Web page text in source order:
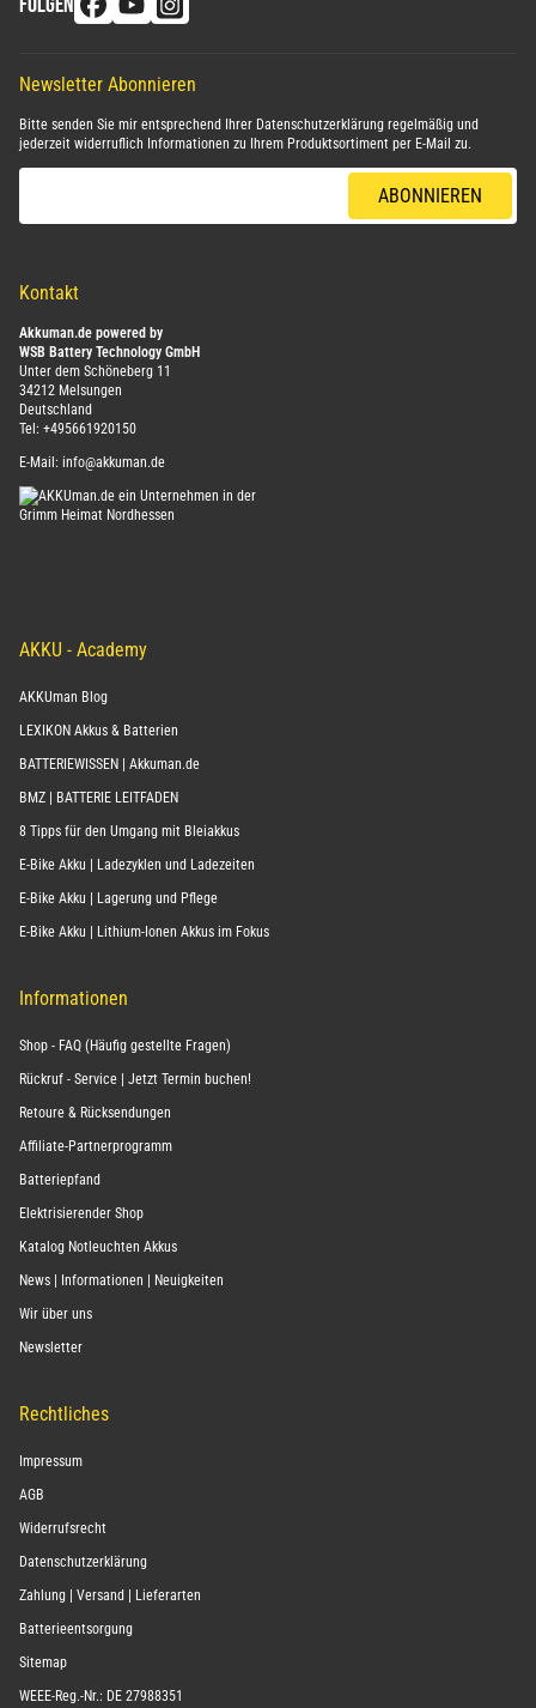
Newsletter Abonnieren
Bitte senden Sie mir entsprechend Ihrer Datenschutzerklärung regelmäßig und
jederzeit widerruflich Informationen zu Ihrem Produktsortiment per E-Mail zu.
ABONNIEREN
Kontakt
Akkuman.de powered by
WSB Battery Technology GmbH
Unter dem Schöneberg 11
34212 Melsungen
Deutschland
Tel: +495661920150
E-Mail: info@akkuman.de
AKKU - Academy
AKKUman Blog
LEXIKON Akkus & Batterien
BATTERIEWISSEN | Akkuman.de
BMZ | BATTERIE LEITFADEN
8 Tipps für den Umgang mit Bleiakkus
E-Bike Akku | Ladezyklen und Ladezeiten
E-Bike Akku | Lagerung und Pflege
E-Bike Akku | Lithium-Ionen Akkus im Fokus
Informationen
Shop - FAQ (Häufig gestellte Fragen)
Rückruf - Service | Jetzt Termin buchen!
Retoure & Rücksendungen
Affiliate-Partnerprogramm
Batteriepfand
Elektrisierender Shop
Katalog Notleuchten Akkus
News | Informationen | Neuigkeiten
Wir über uns
Newsletter
Rechtliches
Impressum
AGB
Widerrufsrecht
Datenschutzerklärung
Zahlung | Versand | Lieferarten
Batterieentsorgung
Sitemap
WEEE-Reg.-Nr.: DE 27988351